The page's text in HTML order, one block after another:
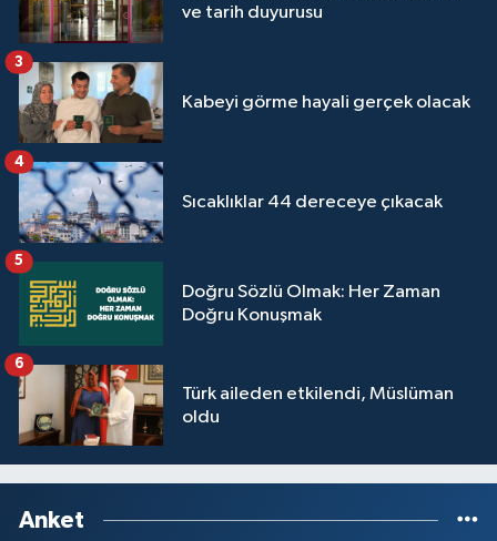
ve tarih duyurusu
Kabeyi görme hayali gerçek olacak
3
Sıcaklıklar 44 dereceye çıkacak
4
Doğru Sözlü Olmak: Her Zaman
Doğru Konuşmak
5
Türk aileden etkilendi, Müslüman
oldu
6
Anket
Sinop Müftülüğü
Sivas Müftülüğü
Şanlıurfa Müftülüğü
Şırnak Müftülüğü
Tokat Müftülüğü
Trabzon Müftülüğü
Tunceli Müftülüğü